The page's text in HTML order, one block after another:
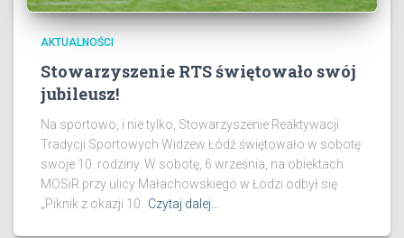
AKTUALNOŚCI
Stowarzyszenie RTS świętowało swój
jubileusz!
Na sportowo, i nie tylko, Stowarzyszenie Reaktywacji
Tradycji Sportowych Widzew Łódź świętowało w sobotę
swoje 10. rodziny. W sobotę, 6 września, na obiektach
MOSiR przy ulicy Małachowskiego w Łodzi odbył się
„Piknik z okazji 10. Czytaj dalej…